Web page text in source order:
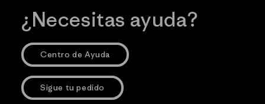
¿Necesitas ayuda?
Centro de Ayuda
Sigue tu pedido